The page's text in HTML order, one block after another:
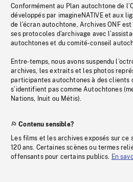
Conformément au Plan autochtone de
développés par imagineNATIVE et aux
de l’écran autochtone, Archives ONF
ses protocoles d’archivage avec
autochtones et du comité-conseil
Entre-temps, nous avons suspendu
archives, les extraits et les photos
participantes autochtones à des clients
s’identifient pas comme Autochtones
Nations, Inuit ou Métis).
Contenu sensible?
Les films et les archives exposés sur ce
120 ans. Certaines scènes ou termes
offensants pour certains publics. En